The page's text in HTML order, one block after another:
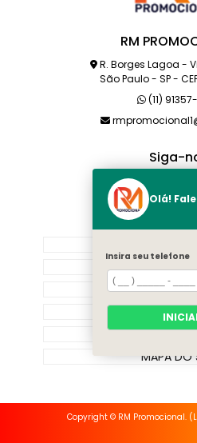
RM
R. Borges Lagoa -
São Paulo - SP -
(11)
Siga-
SOBRE
MAPA DO
Copyright © RM Promocional.
Olá!
Insira seu telefone